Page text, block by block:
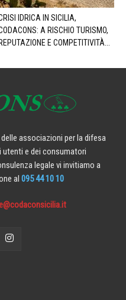
IDRICA IN SICILIA,
A RISCHIO TURISMO,
REPUTAZIONE E COMPETITIVITÀ...
associazioni per la difesa
utenti e dei consumatori
legale vi invitiamo a
al 095 44 10 10